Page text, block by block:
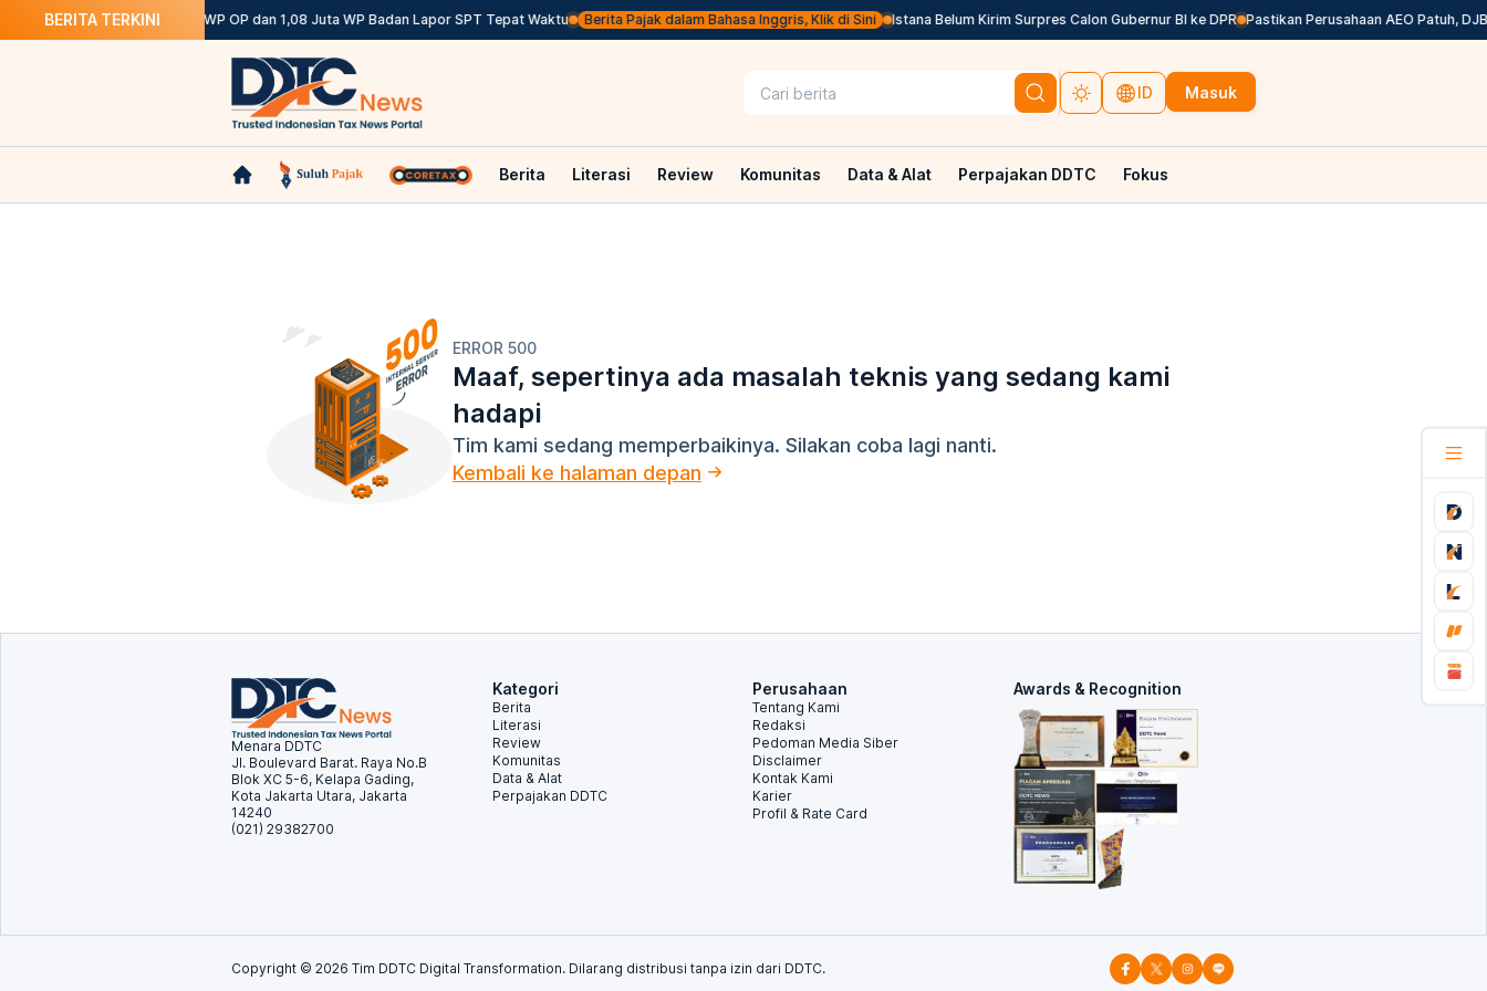
BERITA TERKINI
DJP: 12,12 Juta WP OP dan 1,08 Juta WP Badan Lapor SPT Tepat Waktu Berita Pajak dalam Bahasa Inggris, Klik di Sini Istana Belum Kirim Surpres Calon Gubernur BI ke DPR Pastikan Perusahaan AEO Patuh,
ID Masuk
Berita Literasi Review Komunitas Data & Alat Perpajakan DDTC Fokus
ERROR 500
Maaf, sepertinya ada masalah teknis yang sedang kami
hadapi
Tim kami sedang memperbaikinya. Silakan coba lagi nanti.
Kembali ke halaman depan
Menara DDTC
Jl. Boulevard Barat. Raya No.B
Blok XC 5-6, Kelapa Gading,
Kota Jakarta Utara, Jakarta
14240
(021) 29382700
Kategori
Berita
Literasi
Review
Komunitas
Data & Alat
Perpajakan DDTC
Perusahaan
Tentang Kami
Redaksi
Pedoman Media Siber
Disclaimer
Kontak Kami
Karier
Profil & Rate Card
Awards & Recognition
Copyright © 2026 Tim DDTC Digital Transformation. Dilarang distribusi tanpa izin dari DDTC.